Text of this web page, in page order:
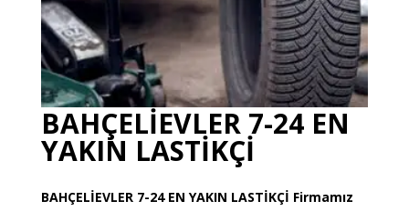
BAHÇELİEVLER 7-24 EN
YAKIN LASTİKÇİ
BAHÇELİEVLER 7-24 EN YAKIN LASTİKÇİ Firmamız